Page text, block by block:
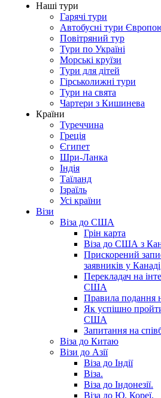
Наші тури
Гарячі тури
Автобусні тури
Повітряний тур
Тури по Україні
Морські круїзи
Тури для дітей
Гірськолижні тури
Тури на свята
Чартери з Кишинева
Країни
Туреччина
Греція
Єгипет
Шри-Ланка
Індія
Таїланд
Ізраїль
Усі країни
Візи
Віза до США
Грін карта
Віза до США з
Прискорений
заявників у Канаді
Перекладач на
США
Правила подання
Як успішно
США
Запитання на
Віза до Китаю
Візи до Азії
Віза до Індії
Віза.
Віза до Індонезії.
Віза до Ю. Кореї.